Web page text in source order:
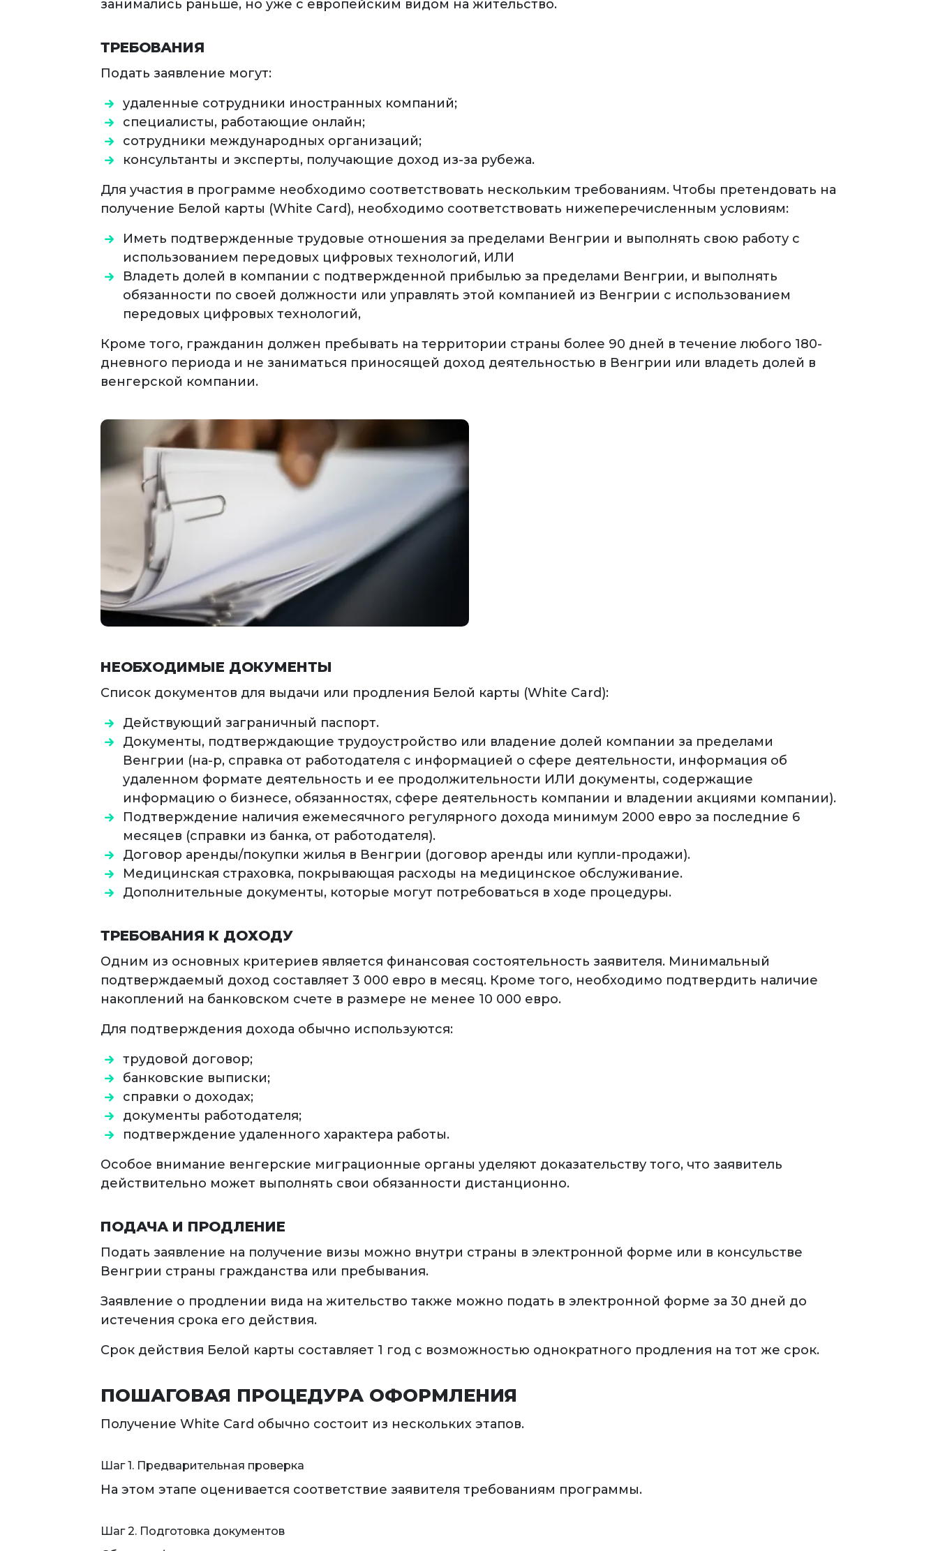
занимались раньше, но уже с европейским видом на жительство.
ТРЕБОВАНИЯ
Подать заявление могут:
удаленные сотрудники иностранных компаний;
специалисты, работающие онлайн;
сотрудники международных организаций;
консультанты и эксперты, получающие доход из-за рубежа.
Для участия в программе необходимо соответствовать нескольким требованиям. Чтобы претендовать на
получение Белой карты (White Card), необходимо соответствовать нижеперечисленным условиям:
Иметь подтвержденные трудовые отношения за пределами Венгрии и выполнять свою работу с
использованием передовых цифровых технологий, ИЛИ
Владеть долей в компании с подтвержденной прибылью за пределами Венгрии, и выполнять
обязанности по своей должности или управлять этой компанией из Венгрии с использованием
передовых цифровых технологий,
Кроме того, гражданин должен пребывать на территории страны более 90 дней в течение любого 180-
дневного периода и не заниматься приносящей доход деятельностью в Венгрии или владеть долей в
венгерской компании.
НЕОБХОДИМЫЕ ДОКУМЕНТЫ
Список документов для выдачи или продления Белой карты (White Card):
Действующий заграничный паспорт.
Документы, подтверждающие трудоустройство или владение долей компании за пределами
Венгрии (на-р, справка от работодателя с информацией о сфере деятельности, информация об
удаленном формате деятельность и ее продолжительности ИЛИ документы, содержащие
информацию о бизнесе, обязанностях, сфере деятельность компании и владении акциями компании).
Подтверждение наличия ежемесячного регулярного дохода минимум 2000 евро за последние 6
месяцев (справки из банка, от работодателя).
Договор аренды/покупки жилья в Венгрии (договор аренды или купли-продажи).
Медицинская страховка, покрывающая расходы на медицинское обслуживание.
Дополнительные документы, которые могут потребоваться в ходе процедуры.
ТРЕБОВАНИЯ К ДОХОДУ
Одним из основных критериев является финансовая состоятельность заявителя. Минимальный
подтверждаемый доход составляет 3 000 евро в месяц. Кроме того, необходимо подтвердить наличие
накоплений на банковском счете в размере не менее 10 000 евро.
Для подтверждения дохода обычно используются:
трудовой договор;
банковские выписки;
справки о доходах;
документы работодателя;
подтверждение удаленного характера работы.
Особое внимание венгерские миграционные органы уделяют доказательству того, что заявитель
действительно может выполнять свои обязанности дистанционно.
ПОДАЧА И ПРОДЛЕНИЕ
Подать заявление на получение визы можно внутри страны в электронной форме или в консульстве
Венгрии страны гражданства или пребывания.
Заявление о продлении вида на жительство также можно подать в электронной форме за 30 дней до
истечения срока его действия.
Срок действия Белой карты составляет 1 год c возможностью однократного продления на тот же срок.
ПОШАГОВАЯ ПРОЦЕДУРА ОФОРМЛЕНИЯ
Получение White Card обычно состоит из нескольких этапов.
Шаг 1. Предварительная проверка
На этом этапе оценивается соответствие заявителя требованиям программы.
Шаг 2. Подготовка документов